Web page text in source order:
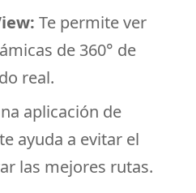
Te permite ver
de 360° de
real.
aplicación de
ayuda a evitar el
las mejores rutas.